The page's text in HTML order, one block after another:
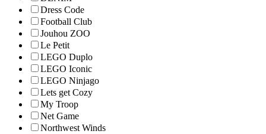
Dress Code
Football Club
Jouhou ZOO
Le Petit
LEGO Duplo
LEGO Iconic
LEGO Ninjago
Lets get Cozy
My Troop
Net Game
Northwest Winds